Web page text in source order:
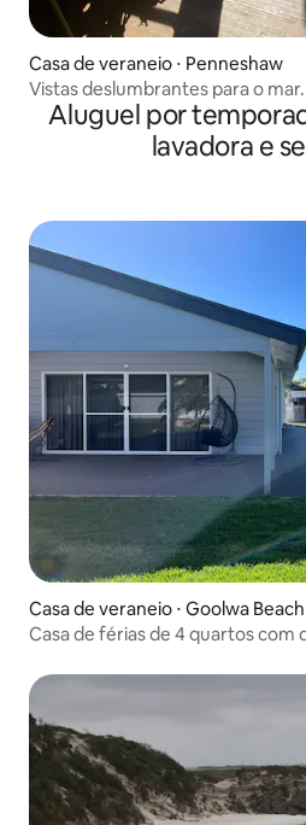
Casa de veraneio ⋅ Penneshaw
Vistas deslumbrantes para o
Aluguel por
lavadora e
Casa de veraneio ⋅ Goolwa Beach
Casa de férias de 4 quartos com